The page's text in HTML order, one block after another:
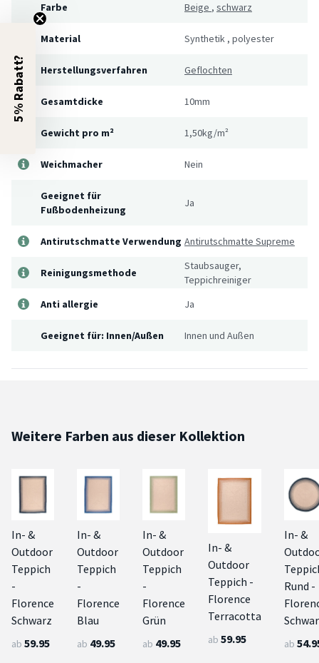
Farbe Beige , schwarz
Material Synthetik , polyester
Herstellungsverfahren Geflochten
Gesamtdicke 10mm
Gewicht pro m² 1,50kg/m²
Weichmacher Nein
Geeignet für
Fußbodenheizung
Ja
Antirutschmatte Verwendung Antirutschmatte Supreme
Reinigungsmethode
Staubsauger,
Teppichreiniger
Anti allergie
Ja
Geeignet für: Innen/Außen Innen und Außen
Weitere Farben aus dieser Kollektion
In- &
Outdoor
Teppich
-
Florence
Schwarz
ab 59.95
In- &
Outdoor
Teppich
-
Florence
Blau
ab 49.95
In- &
Outdoor
Teppich
-
Florence
Grün
ab 49.95
In- &
Outdoor
Teppich -
Florence
Terracotta
ab 59.95
In- &
Rund -
ab
5% Rabatt?